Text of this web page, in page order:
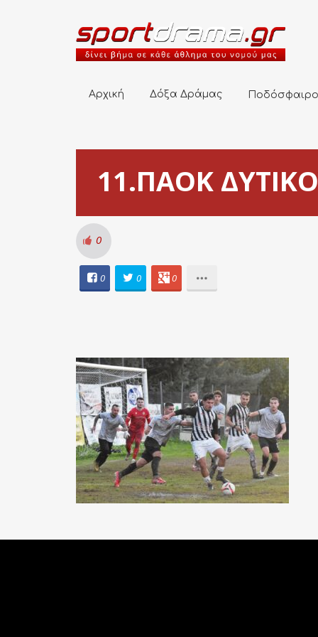
Αρχική Δόξα Δράμας Ποδόσφαιρο
11.ΠΑΟΚ
0
0 0 0